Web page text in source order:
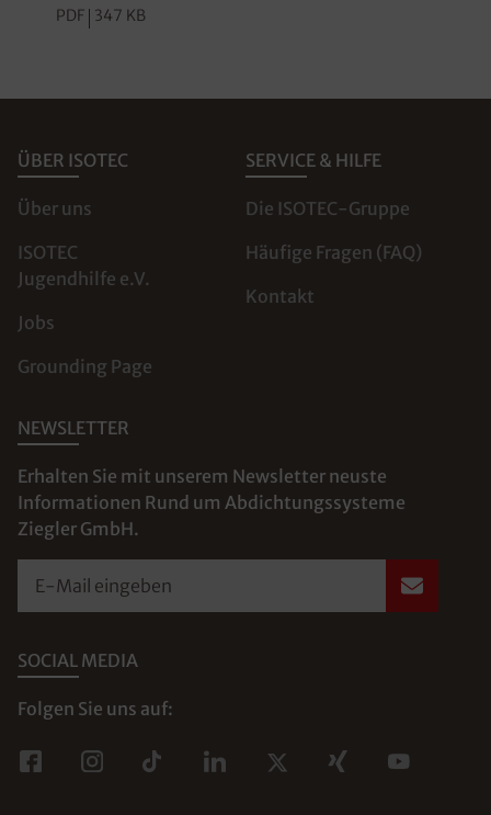
PDF 347 KB
ÜBER ISOTEC
Über uns
ISOTEC
Jugendhilfe e.V.
Jobs
Grounding Page
SERVICE & HILFE
Die ISOTEC-Gruppe
Häufige Fragen (FAQ)
Kontakt
NEWSLETTER
Erhalten Sie mit unserem Newsletter neuste
Informationen Rund um Abdichtungssysteme
Ziegler GmbH.
E-Mail eingeben
SOCIAL MEDIA
Folgen Sie uns auf: